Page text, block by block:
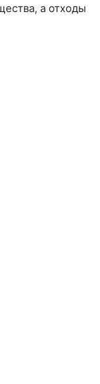
а отходы